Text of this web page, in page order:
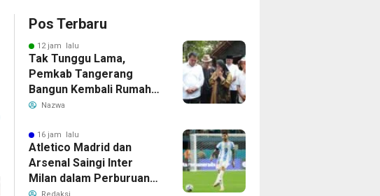
Pos Terbaru
12 jam lalu
Tak Tunggu Lama,
Pemkab Tangerang
Bangun Kembali Rumah
Warga yang Roboh
Nazwa
16 jam lalu
Atletico Madrid dan
Arsenal Saingi Inter
Milan dalam Perburuan